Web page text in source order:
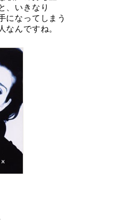
、いきなり
になってしまう
なんですね。